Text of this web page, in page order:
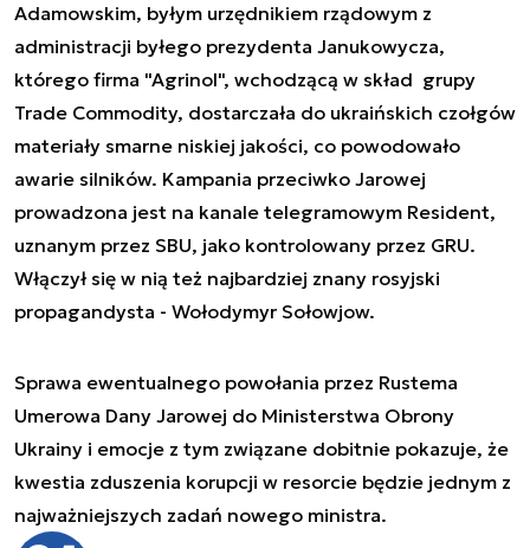
Adamowskim, byłym urzędnikiem rządowym z
administracji byłego prezydenta Janukowycza,
którego firma "Agrinol", wchodzącą w skład grupy
Trade Commodity, dostarczała do ukraińskich czołgów
materiały smarne niskiej jakości, co powodowało
awarie silników. Kampania przeciwko Jarowej
prowadzona jest na kanale telegramowym Resident,
uznanym przez SBU, jako kontrolowany przez GRU.
Włączył się w nią też najbardziej znany rosyjski
propagandysta - Wołodymyr Sołowjow.
Sprawa ewentualnego powołania przez Rustema
Umerowa Dany Jarowej do Ministerstwa Obrony
Ukrainy i emocje z tym związane dobitnie pokazuje, że
kwestia zduszenia korupcji w resorcie będzie jednym z
najważniejszych zadań nowego ministra.